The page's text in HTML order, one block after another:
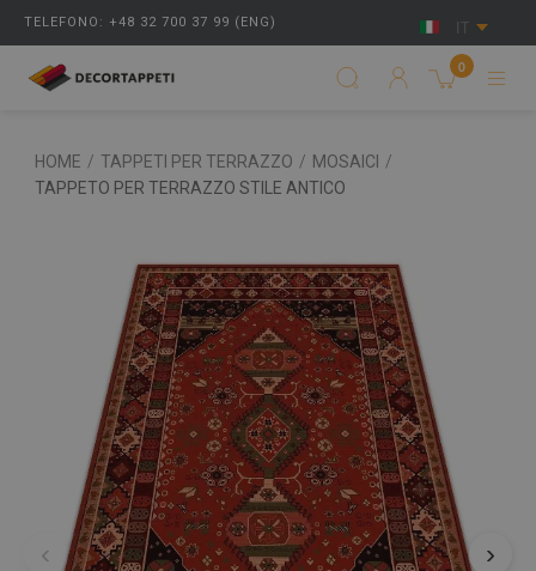
TELEFONO: +48 32 700 37 99 (ENG)
0
HOME / TAPPETI PER TERRAZZO / MOSAICI
/
TAPPETO PER TERRAZZO STILE ANTICO
‹ ›